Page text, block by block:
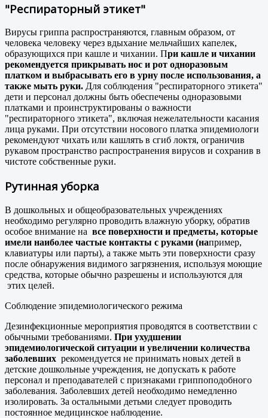
"Респираторный этикет"
Вирусы гриппа распространяются, главным образом, от
человека человеку через вдыхание мельчайших капелек,
образующихся при кашле и чихании. При кашле и чихании
рекомендуется прикрывать нос и рот одноразовым
платком и выбрасывать его в урну после использования, а
также мыть руки. Для соблюдения "респираторного этикета"
дети и персонал должны быть обеспечены одноразовыми
платками и проинструктированы о важности
"респираторного этикета", включая нежелательности касания
лица руками. При отсутствии носового платка эпидемиологи
рекомендуют чихать или кашлять в сгиб локтя, ограничив
рукавом пространство распространения вирусов и сохранив в
чистоте собственные руки.
Рутинная уборка
В дошкольных и общеобразовательных учреждениях
необходимо регулярно проводить влажную уборку, обратив
особое внимание на все поверхности и предметы, которые
имели наиболее частые контакты с руками (например,
клавиатуры или парты), а также мыть эти поверхности сразу
после обнаружения видимого загрязнения, используя моющие
средства, которые обычно разрешены и используются для
этих целей.
Соблюдение эпидемиологического режима
Дезинфекционные мероприятия проводятся в соответствии с
обычными требованиями. При ухудшении
эпидемиологической ситуации и увеличении количества
заболевших рекомендуется не принимать новых детей в
детские дошкольные учреждения, не допускать к работе
персонал и преподавателей с признаками гриппоподобного
заболевания. Заболевших детей необходимо немедленно
изолировать. За остальными детьми следует проводить
постоянное медицинское наблюдение.